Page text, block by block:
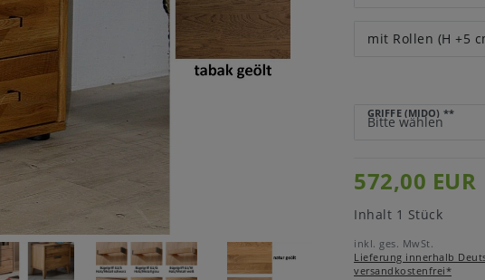
mit Rollen (H +5
GRIFFE (MIDO) **
572,00 EUR
Inhalt 1 Stück
inkl. ges. MwSt.
Lieferung innerhalb
versandkostenfrei*